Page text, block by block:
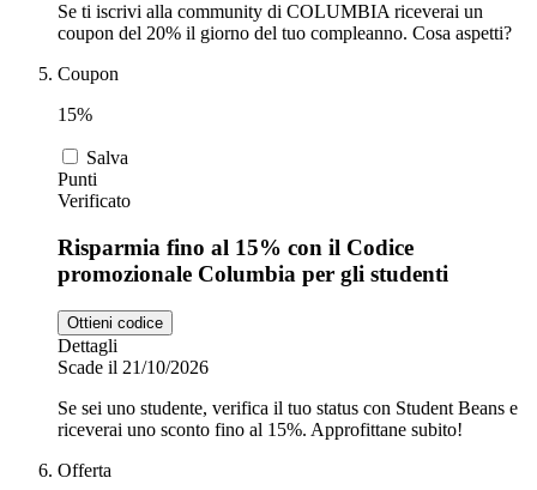
Se ti iscrivi alla community di COLUMBIA riceverai un
coupon del 20% il giorno del tuo compleanno. Cosa aspetti?
Coupon
15%
Salva
Punti
Verificato
Risparmia fino al 15% con il Codice
promozionale Columbia per gli studenti
Ottieni codice
Dettagli
Scade il 21/10/2026
Se sei uno studente, verifica il tuo status con Student Beans e
riceverai uno sconto fino al 15%. Approfittane subito!
Offerta